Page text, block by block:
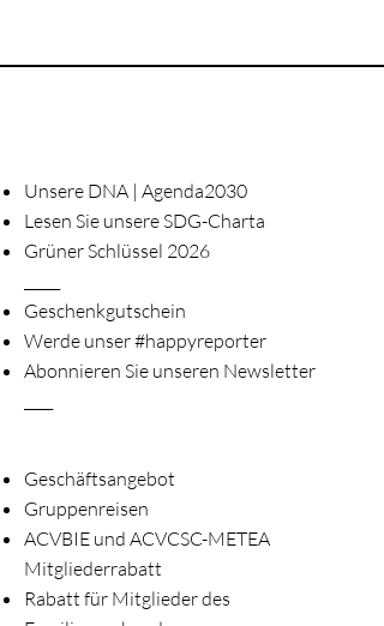
Unsere DNA | Agenda2030
Lesen Sie unsere SDG-Charta
Grüner Schlüssel 2026
Geschenkgutschein
Werde unser #happyreporter
Abonnieren Sie unseren Newsletter
Geschäftsangebot
Gruppenreisen
ACVBIE und ACVCSC-METEA
Mitgliederrabatt
Rabatt für Mitglieder des